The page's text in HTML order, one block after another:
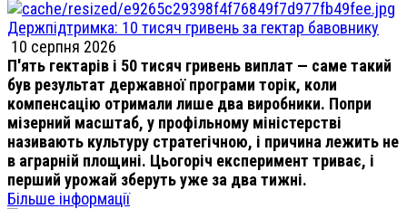
Держпідтримка: 10 тисяч гривень за гектар бавовнику
10 серпня 2026
П'ять гектарів і 50 тисяч гривень виплат — саме такий
був результат державної програми торік, коли
компенсацію отримали лише два виробники. Попри
мізерний масштаб, у профільному міністерстві
називають культуру стратегічною, і причина лежить не
в аграрній площині. Цьогоріч експеримент триває, і
перший урожай зберуть уже за два тижні.
Більше інформації